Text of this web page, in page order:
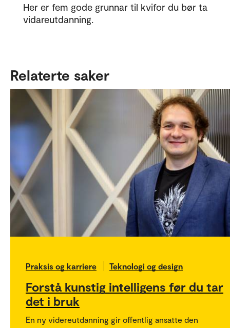
Her er fem gode grunnar til kvifor du bør ta
vidareutdanning.
Relaterte saker
Praksis og karriere Teknologi og design
Forstå kunstig intelligens før du tar
det i bruk
En ny videreutdanning gir offentlig ansatte den